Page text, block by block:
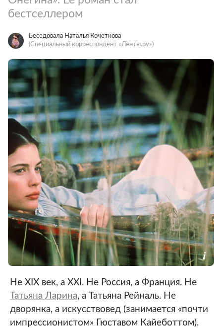
бестселлером
Беседовала Наталья Кочеткова
(Специальный корреспондент «Ленты.ру»)
Не XIX век, а XXI. Не Россия, а Франция. Не
Татьяна Ларина, а Татьяна Рейналь. Не
дворянка, а искусствовед (занимается «почти
импрессионистом» Гюставом Кайеботтом).